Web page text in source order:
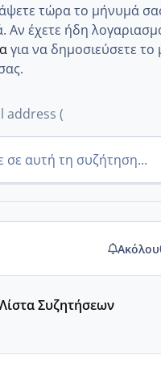
τώρα το μήνυμά
Αν έχετε ήδη
για να δημοσιεύσετε
σε αυτή τη συζήτηση...
Συζητήσεων